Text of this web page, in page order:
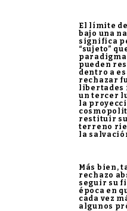
El límite
bajo una
significa
“sujeto”
pueden
dentro a
rechazar
libertades
un tercer
la
restituir
terreno
la
Más bien,
rechazo
seguir su
época en
cada vez
algunos